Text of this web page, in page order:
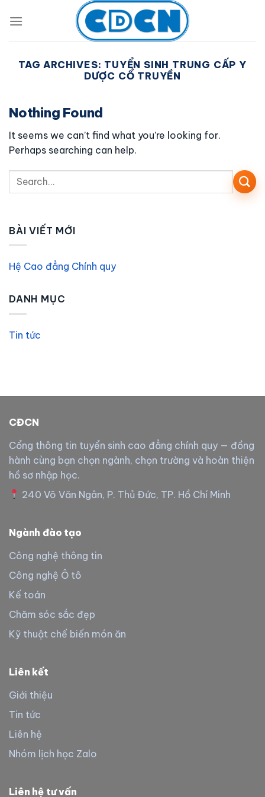
TAG ARCHIVES: TUYỂN SINH TRUNG CẤP Y
DƯỢC CỔ TRUYỀN
Nothing Found
It seems we can’t find what you’re looking for.
Perhaps searching can help.
BÀI VIẾT MỚI
Hệ Cao đẳng Chính quy
DANH MỤC
Tin tức
CĐCN
Cổng thông tin tuyển sinh cao đẳng chính quy — đồng
hành cùng bạn chọn ngành, chọn trường và hoàn thiện
hồ sơ nhập học.
240 Võ Văn Ngân, P. Thủ Đức, TP. Hồ Chí Minh
Ngành đào tạo
Công nghệ thông tin
Công nghệ Ô tô
Kế toán
Chăm sóc sắc đẹp
Kỹ thuật chế biến món ăn
Liên kết
Giới thiệu
Tin tức
Liên hệ
Nhóm lịch học Zalo
Liên hệ tư vấn